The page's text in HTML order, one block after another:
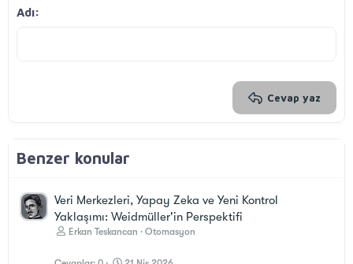
Adı
Cevap yaz
Benzer konular
Veri Merkezleri, Yapay Zeka ve Yeni Kontrol
Yaklaşımı: Weidmüller'in Perspektifi
Erkan Teskancan Otomasyon